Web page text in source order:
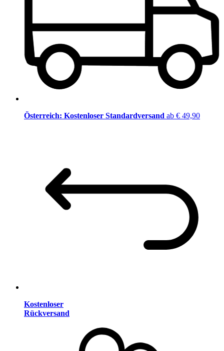
Österreich: Kostenloser Standardversand ab € 49,90
Kostenloser
Rückversand